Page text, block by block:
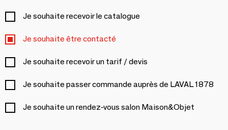
Je souhaite recevoir le catalogue
Je souhaite être contacté
Je souhaite recevoir un tarif / devis
Je souhaite passer commande auprès de LAVAL 1878
Je souhaite un rendez-vous salon Maison&Objet